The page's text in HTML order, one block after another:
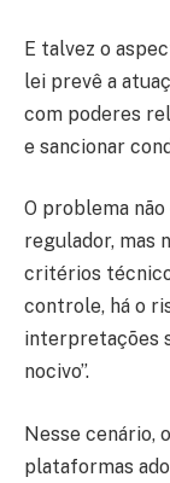
E talvez o
lei prevê a
com poderes
e sancionar
O problema
regulador, mas
critérios
controle, há o
interpretações
nocivo”.
Nesse cenário,
plataformas